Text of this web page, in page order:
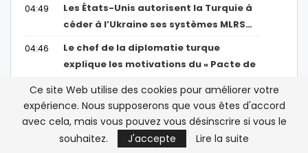
04:49
Les États-Unis autorisent la Turquie à
céder à l’Ukraine ses systèmes MLRS…
04:46
Le chef de la diplomatie turque
explique les motivations du « Pacte de
04:43
La FIFA dénonce un « effort concerté
et continu » pour affaiblir Infantino
Ce site Web utilise des cookies pour améliorer votre
expérience. Nous supposerons que vous êtes d'accord
avec cela, mais vous pouvez vous désinscrire si vous le
souhaitez.
J'accepte Lire la suite